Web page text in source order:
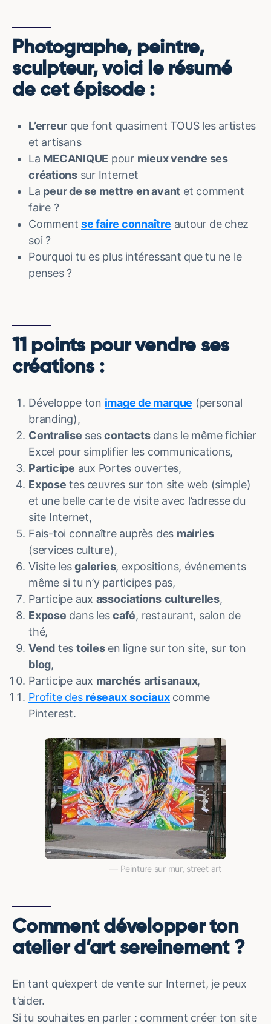
Photographe, peintre,
sculpteur, voici le résumé
de cet épisode :
L’erreur que font quasiment TOUS les artistes
et artisans
La MECANIQUE pour mieux vendre ses
créationssur Internet
La peur de se mettre en avant et comment
faire ?
Commentse faire connaître autour de chez
soi ?
Pourquoi tu es plus intéressant que tu ne le
penses ?
11 points pour vendre ses
créations :
Développe ton image de marque (personal
branding),
Centralise sescontactsdans le même fichier
Excel pour simplifier les communications,
Participe aux Portes ouvertes,
Expose tes œuvres sur ton site web (simple)
et une belle carte de visite avec l’adresse du
site Internet,
Fais-toi connaître auprès des mairies
(services culture),
Visite lesgaleries, expositions, événements
même si tu n’y participes pas,
Participe aux associations culturelles,
Expose dans lescafé, restaurant, salon de
thé,
Vend tes toilesen ligne sur ton site, sur ton
blog,
Participe aux marchés artisanaux,
Profite des réseaux sociauxcomme
Pinterest.
Peinture sur mur, street art
Comment développer ton
atelier d’art sereinement ?
En tant qu’expert de vente sur Internet, je peux
t’aider.
Si tu souhaites en parler : comment créer ton site